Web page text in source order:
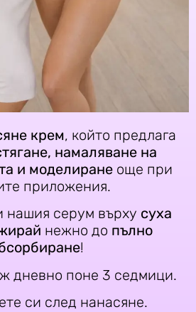
крем, който предлага
намаляване на
и моделиранеоще при
приложения.
нашия серум върху суха
нежно до пълно
!
дневно поне 3 седмици.
си след нанасяне.